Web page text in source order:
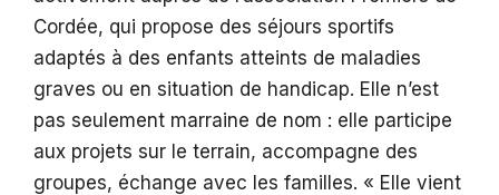
Cordée, qui propose des séjours sportifs
adaptés à des enfants atteints de maladies
graves ou en situation de handicap. Elle n’est
pas seulement marraine de nom : elle participe
aux projets sur le terrain, accompagne des
groupes, échange avec les familles. « Elle vient